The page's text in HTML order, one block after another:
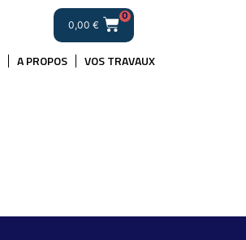
0,00 €
0
A PROPOS VOS TRAVAUX